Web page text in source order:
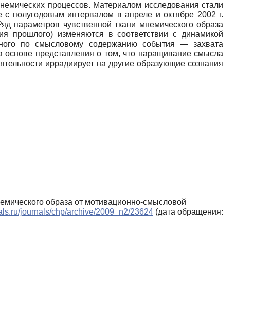
процессов. Материалом исследования стали
полугодовым интервалом в апреле и октябре 2002 г.
параметров чувственной ткани мнемического образа
прошлого) изменяются в соответствии с динамикой
по смысловому содержанию события — захвата
основе представления о том, что наращивание смысла
иррадиирует на другие образующие сознания
образа от мотивационно-смысловой
journals/chp/archive/2009_n2/23624 (дата обращения: